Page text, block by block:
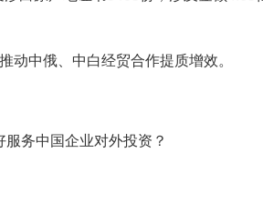
动中俄、中白经贸合作提质增效。
务中国企业对外投资？